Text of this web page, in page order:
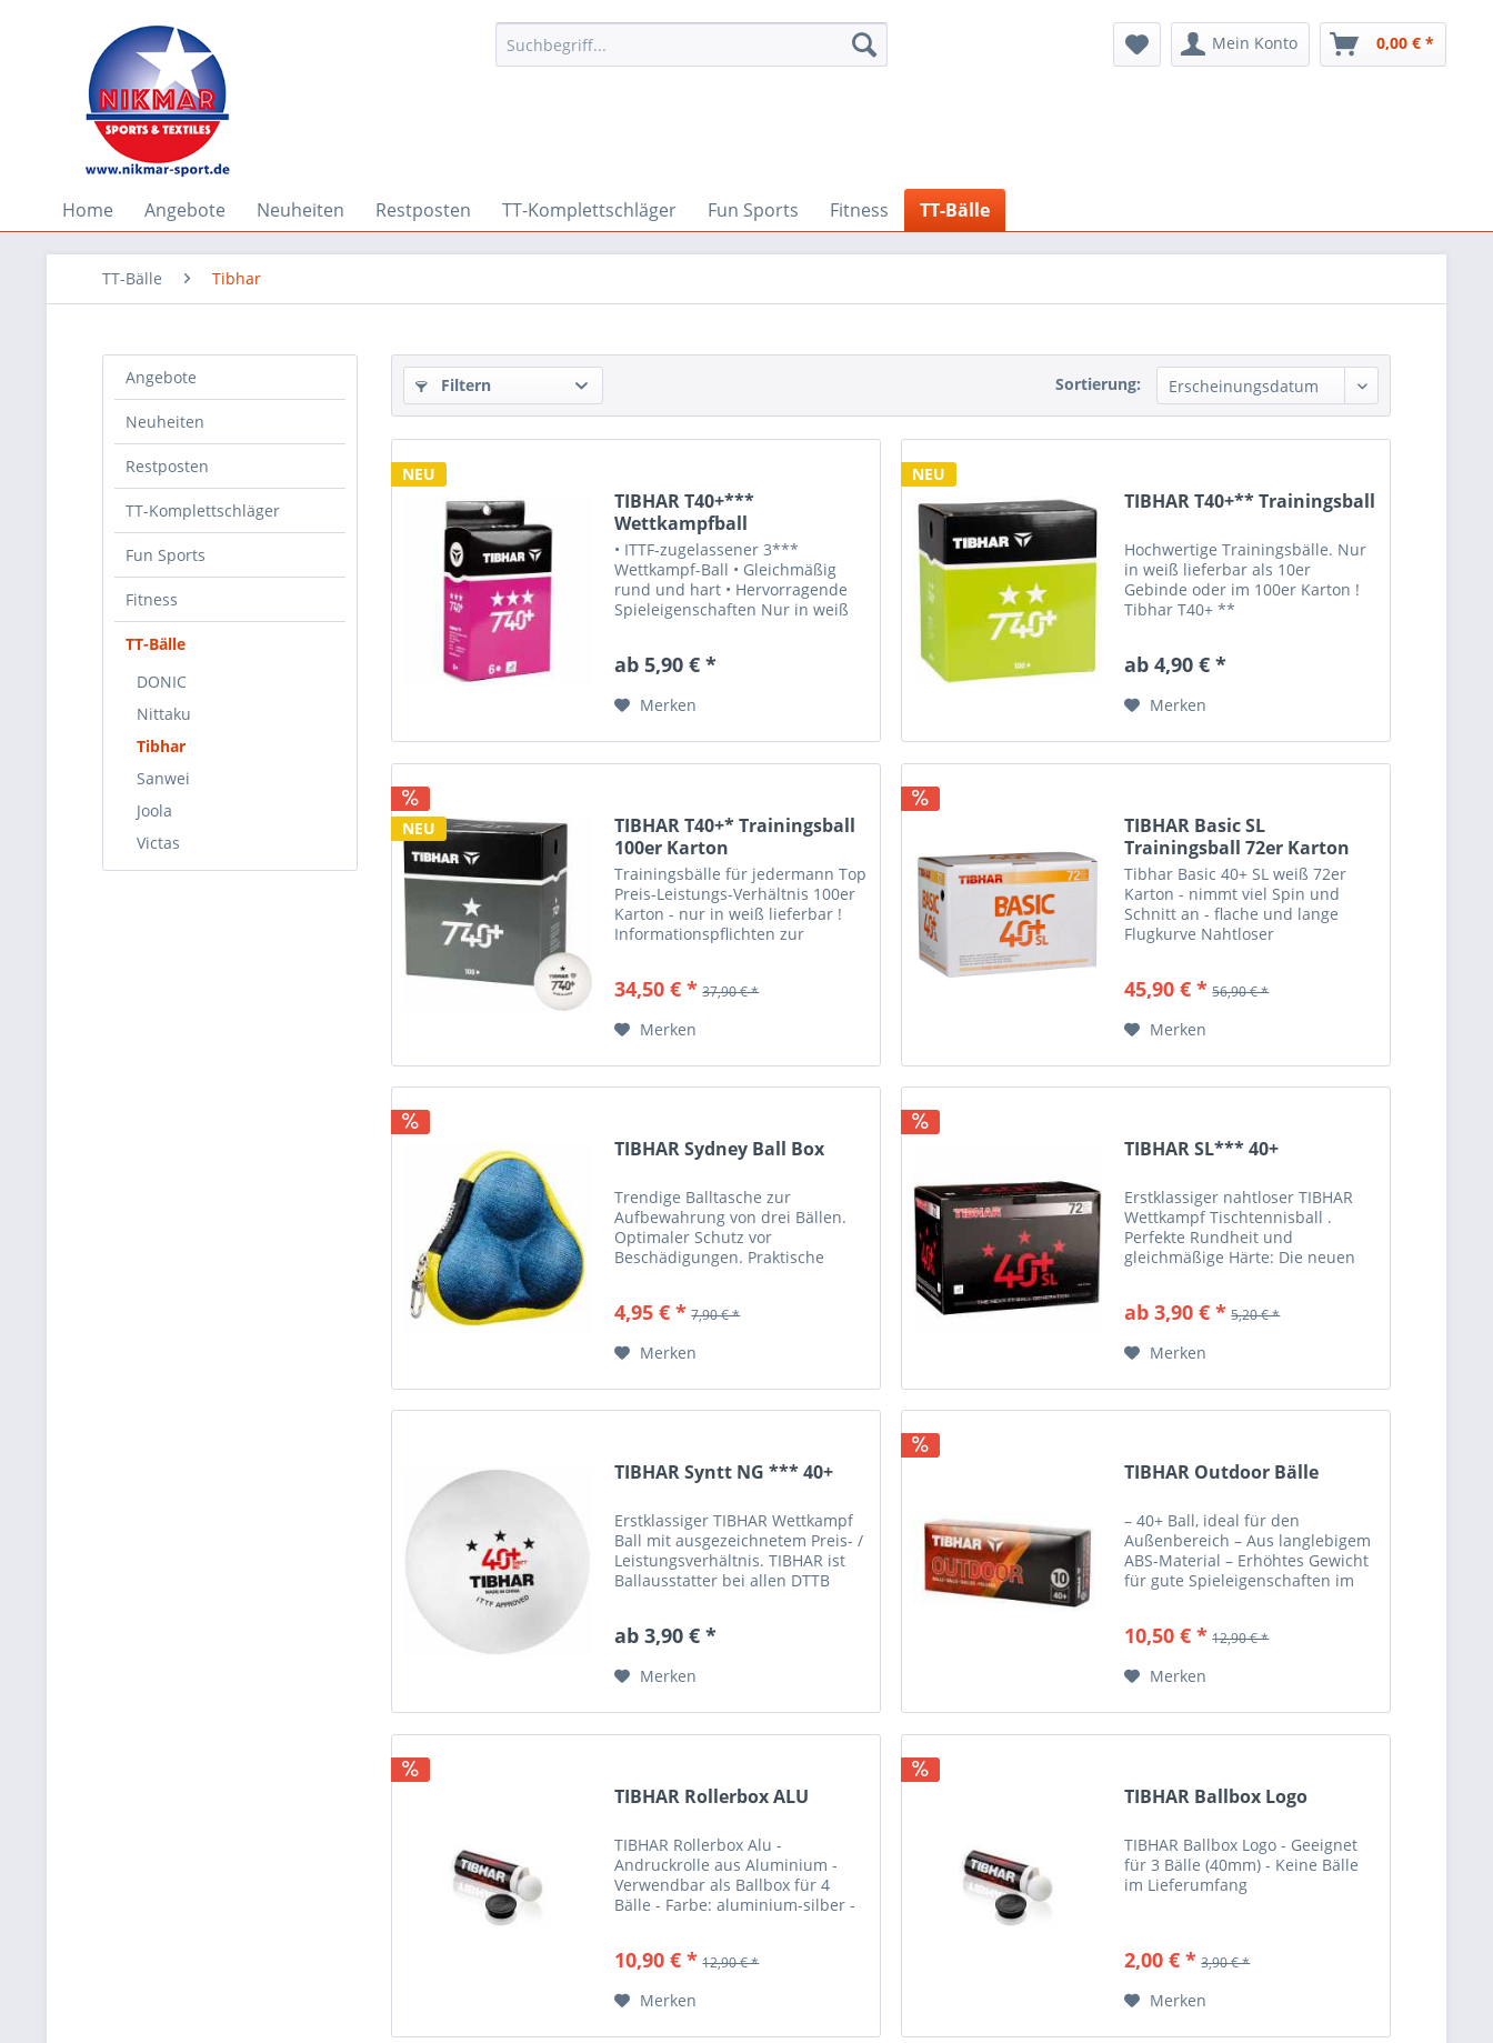
Mein Konto 0,00 € *
Home Angebote Neuheiten Restposten TT-Komplettschläger Fun Sports Fitness TT-Bälle
TT-Bälle Tibhar
Angebote
Neuheiten
Restposten
TT-Komplettschläger
Fun Sports
Fitness
TT-Bälle
DONIC
Nittaku
Tibhar
Sanwei
Joola
Victas
Filtern Sortierung:
NEU
TIBHAR T40+***
Wettkampfball
• ITTF-zugelassener 3***
Wettkampf-Ball • Gleichmäßig
rund und hart • Hervorragende
Spieleigenschaften Nur in weiß
Informationspflichten zur
Hersteller: Tibhar...
ab 5,90 € *
Merken
NEU
TIBHAR T40+** Trainingsball
Hochwertige Trainingsbälle. Nur
in weiß lieferbar als 10er
Gebinde oder im 100er Karton !
Tibhar T40+ **
Hersteller: Tibhar Tibor
Fenner Str. 62a, 66127...
ab 4,90 € *
Merken
NEU
TIBHAR T40+* Trainingsball
100er Karton
Trainingsbälle für jedermann Top
Preis-Leistungs-Verhältnis 100er
Karton - nur in weiß lieferbar !
Informationspflichten zur
Harangozo GmbH Adresse:
34,50 € * 37,90 € *
Merken
TIBHAR Basic SL
Trainingsball 72er Karton
Tibhar Basic 40+ SL weiß 72er
Karton - nimmt viel Spin und
Schnitt an - flache und lange
Flugkurve Nahtloser
Trainingsball für den
45,90 € * 56,90 € *
Merken
TIBHAR Sydney Ball Box
Trendige Balltasche zur
Aufbewahrung von drei Bällen.
Optimaler Schutz vor
Beschädigungen. Praktische
Farbkombinationen. Material:
9,5 cm Farben:...
4,95 € * 7,90 € *
Merken
TIBHAR SL*** 40+
Erstklassiger nahtloser TIBHAR
Wettkampf Tischtennisball .
Perfekte Rundheit und
gleichmäßige Härte: Die neuen
bieten ein absolut gleichmäßiges
ab 3,90 € * 5,20 € *
Merken
TIBHAR Syntt NG *** 40+
Erstklassiger TIBHAR Wettkampf
Ball mit ausgezeichnetem Preis- /
Leistungsverhältnis. TIBHAR ist
Ballausstatter bei allen DTTB
in weiß und orange erhältlich .
ab 3,90 € *
Merken
TIBHAR Outdoor Bälle
– 40+ Ball, ideal für den
Außenbereich – Aus langlebigem
ABS-Material – Erhöhtes Gewicht
für gute Spieleigenschaften im
MATERIAL ABS DURCHMESSER 40
10,50 € * 12,90 € *
Merken
TIBHAR Rollerbox ALU
TIBHAR Rollerbox Alu -
Andruckrolle aus Aluminium -
Verwendbar als Ballbox für 4
Bälle - Farbe: aluminium-silber -
10,90 € * 12,90 € *
Merken
TIBHAR Ballbox Logo
TIBHAR Ballbox Logo - Geeignet
für 3 Bälle (40mm) - Keine Bälle
im Lieferumfang
2,00 € * 3,90 € *
Merken